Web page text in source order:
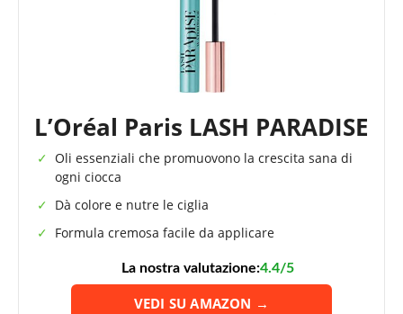
L’Oréal Paris LASH PARADISE
Oli essenziali che promuovono la crescita sana di
ogni ciocca
Dà colore e nutre le ciglia
Formula cremosa facile da applicare
La nostra valutazione:4.4/5
VEDI SU AMAZON →